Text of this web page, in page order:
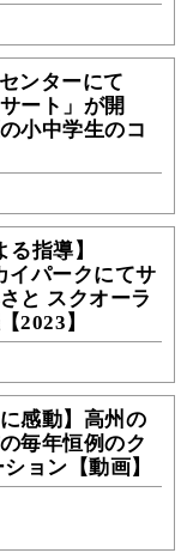
ンターにて
ート」が開
小中学生のコ
る指導】
イパークにてサ
と スクオーラ
2023】
感動】高州の
毎年恒例のク
ョン【動画】